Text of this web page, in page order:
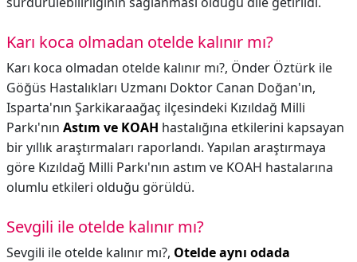
Karı koca olmadan otelde kalınır mı?
Karı koca olmadan otelde kalınır mı?, Önder Öztürk ile
Göğüs Hastalıkları Uzmanı Doktor Canan Doğan'ın,
Isparta'nın Şarkikaraağaç ilçesindeki Kızıldağ Milli
Parkı'nın Astım ve KOAH hastalığına etkilerini kapsayan
bir yıllık araştırmaları raporlandı. Yapılan araştırmaya
göre Kızıldağ Milli Parkı'nın astım ve KOAH hastalarına
olumlu etkileri olduğu görüldü.
Sevgili ile otelde kalınır mı?
Sevgili ile otelde kalınır mı?, Otelde aynı odada